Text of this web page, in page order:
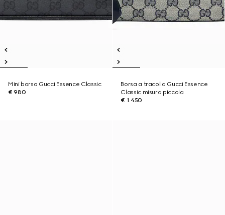
Mini borsa Gucci Essence Classic
€ 980
Borsa a tracolla Gucci Essence
Classic misura piccola
€ 1.450